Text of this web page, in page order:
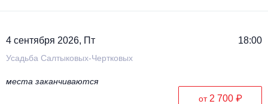
4 сентября 2026, Пт 18:00
Усадьба Салтыковых-Чертковых
места заканчиваются
от 2 700 ₽